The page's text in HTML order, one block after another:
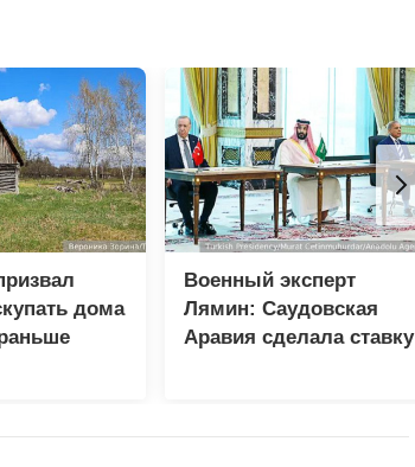
дома
Военный эксперт
Лямин: Саудовская
Аравия сделала ставку